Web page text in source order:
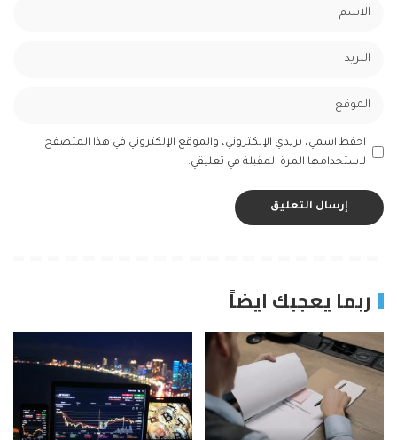
احفظ اسمي، بريدي الإلكتروني، والموقع الإلكتروني في هذا المتصفح
لاستخدامها المرة المقبلة في تعليقي.
ربما يعجبك ايضاً